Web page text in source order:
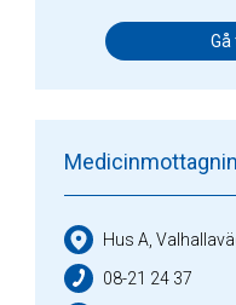
Hus A,
08-21 24 37